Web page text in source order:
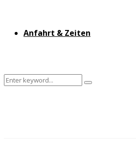
Anfahrt & Zeiten
Search
Search